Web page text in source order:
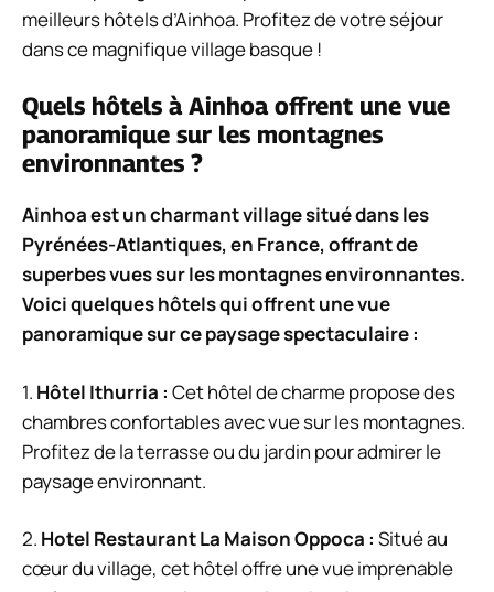
meilleurs hôtels d’Ainhoa. Profitez de votre séjour
dans ce magnifique village basque !
Quels hôtels à Ainhoa offrent une vue
panoramique sur les montagnes
environnantes ?
Ainhoa est un charmant village situé dans les
Pyrénées-Atlantiques, en France, offrant de
superbes vues sur les montagnes environnantes.
Voici quelques hôtels qui offrent une vue
panoramique sur ce paysage spectaculaire :
1. Hôtel Ithurria : Cet hôtel de charme propose des
chambres confortables avec vue sur les montagnes.
Profitez de la terrasse ou du jardin pour admirer le
paysage environnant.
2. Hotel Restaurant La Maison Oppoca : Situé au
cœur du village, cet hôtel offre une vue imprenable